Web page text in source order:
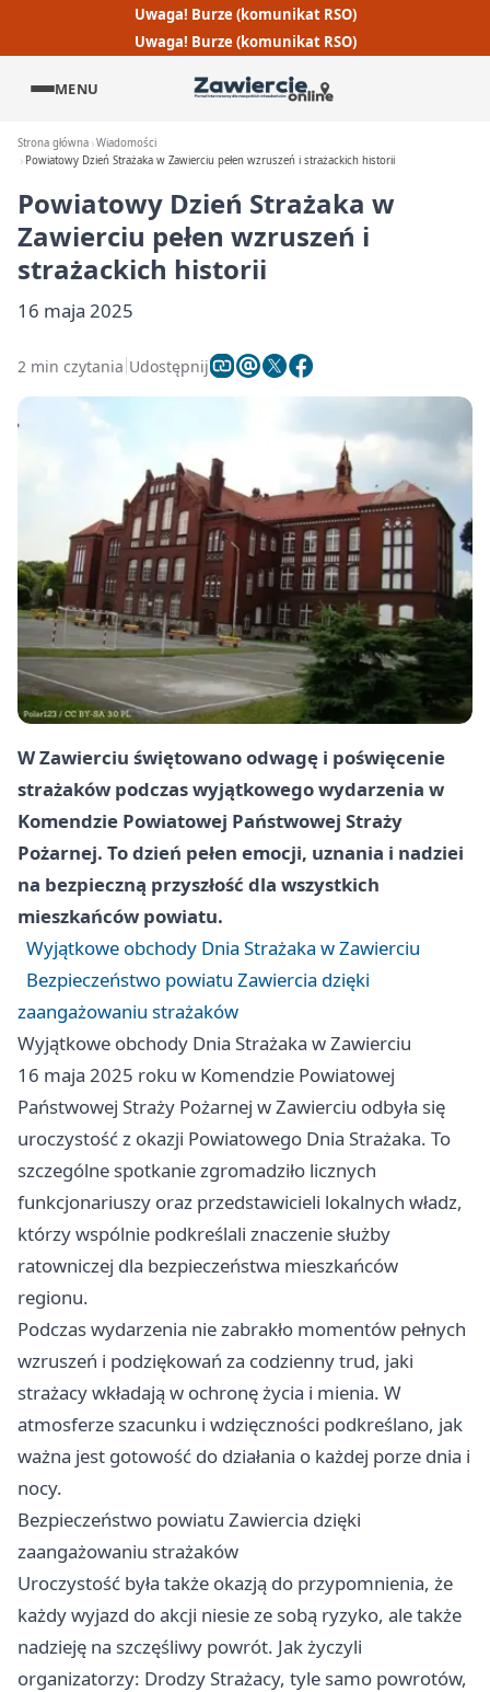
Uwaga! Burze (komunikat RSO)
Uwaga! Burze (komunikat RSO)
MENU
Strona główna Wiadomości
Powiatowy Dzień Strażaka w Zawierciu pełen wzruszeń i strażackich historii
Powiatowy Dzień Strażaka w
Zawierciu pełen wzruszeń i
strażackich historii
16 maja 2025
2 min czytania Udostępnij
W Zawierciu świętowano odwagę i poświęcenie
strażaków podczas wyjątkowego wydarzenia w
Komendzie Powiatowej Państwowej Straży
Pożarnej. To dzień pełen emocji, uznania i nadziei
na bezpieczną przyszłość dla wszystkich
mieszkańców powiatu.
Wyjątkowe obchody Dnia Strażaka w Zawierciu
Bezpieczeństwo powiatu Zawiercia dzięki
zaangażowaniu strażaków
Wyjątkowe obchody Dnia Strażaka w Zawierciu
16 maja 2025 roku w Komendzie Powiatowej
Państwowej Straży Pożarnej w Zawierciu odbyła się
uroczystość z okazji Powiatowego Dnia Strażaka. To
szczególne spotkanie zgromadziło licznych
funkcjonariuszy oraz przedstawicieli lokalnych władz,
którzy wspólnie podkreślali znaczenie służby
ratowniczej dla bezpieczeństwa mieszkańców
regionu.
Podczas wydarzenia nie zabrakło momentów pełnych
wzruszeń i podziękowań za codzienny trud, jaki
strażacy wkładają w ochronę życia i mienia. W
atmosferze szacunku i wdzięczności podkreślano, jak
ważna jest gotowość do działania o każdej porze dnia i
nocy.
Bezpieczeństwo powiatu Zawiercia dzięki
zaangażowaniu strażaków
Uroczystość była także okazją do przypomnienia, że
każdy wyjazd do akcji niesie ze sobą ryzyko, ale także
nadzieję na szczęśliwy powrót. Jak życzyli
organizatorzy: Drodzy Strażacy, tyle samo powrotów,